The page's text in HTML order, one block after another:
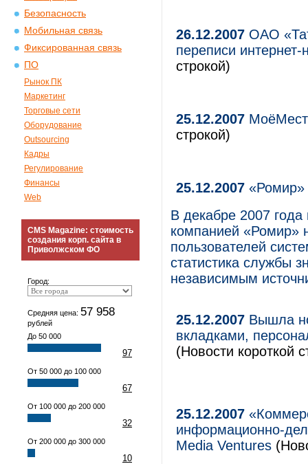
Безопасность
Мобильная связь
Фиксированная связь
ПО
Рынок ПК
Маркетинг
Торговые сети
Оборудование
Outsourcing
Кадры
Регулирование
Финансы
Web
CMS Magazine: стоимость
создания корп. сайта в
Приволжском ФО
Город:
Средняя цена: 57 958
рублей
До 50 000
97
От 50 000 до 100 000
67
От 100 000 до 200 000
32
От 200 000 до 300 000
10
26.12.2007 ОАО
переписи
строкой)
25.12.2007
строкой)
25.12.2007
В декабре 2007
компанией «Ромир»
пользователей
статистика службы
независимым
25.12.2007 Вышла
вкладками,
(Новости короткой
25.12.2007
информационно-
Media Ventures